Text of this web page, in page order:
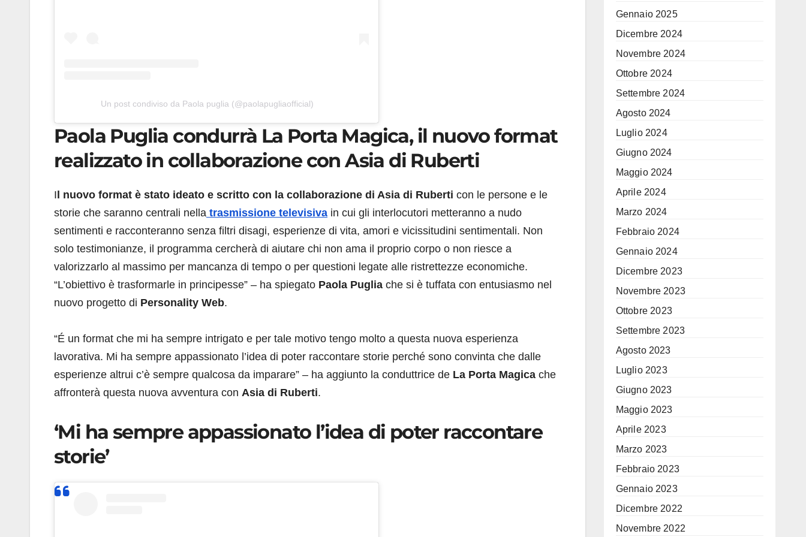
Un post condiviso da Paola puglia (@paolapugliaofficial)
Paola Puglia condurrà La Porta Magica, il nuovo format
realizzato in collaborazione con Asia di Ruberti
I l nuovo format è stato ideato e scritto con la collaborazione di Asia di Ruberti con le persone e le
storie che saranno centrali nella trasmissione televisiva in cui gli interlocutori metteranno a nudo
sentimenti e racconteranno senza filtri disagi, esperienze di vita, amori e vicissitudini sentimentali. Non
solo testimonianze, il programma cercherà di aiutare chi non ama il proprio corpo o non riesce a
valorizzarlo al massimo per mancanza di tempo o per questioni legate alle ristrettezze economiche.
“L’obiettivo è trasformarle in principesse” – ha spiegato Paola Puglia che si è tuffata con entusiasmo nel
nuovo progetto di Personality Web.
“É un format che mi ha sempre intrigato e per tale motivo tengo molto a questa nuova esperienza
lavorativa. Mi ha sempre appassionato l’idea di poter raccontare storie perché sono convinta che dalle
esperienze altrui c’è sempre qualcosa da imparare” – ha aggiunto la conduttrice de La Porta Magica che
affronterà questa nuova avventura con Asia di Ruberti.
‘Mi ha sempre appassionato l’idea di poter raccontare
storie’
Gennaio 2025
Dicembre 2024
Novembre 2024
Ottobre 2024
Settembre 2024
Agosto 2024
Luglio 2024
Giugno 2024
Maggio 2024
Aprile 2024
Marzo 2024
Febbraio 2024
Gennaio 2024
Dicembre 2023
Novembre 2023
Ottobre 2023
Settembre 2023
Agosto 2023
Luglio 2023
Giugno 2023
Maggio 2023
Aprile 2023
Marzo 2023
Febbraio 2023
Gennaio 2023
Dicembre 2022
Novembre 2022